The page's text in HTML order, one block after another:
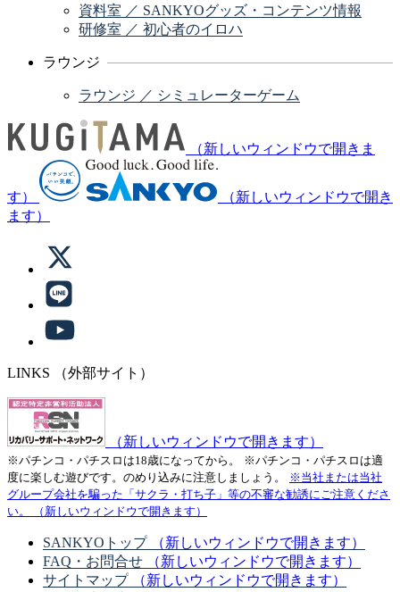
資料室 ／ SANKYOグッズ・コンテンツ情報
研修室 ／ 初心者のイロハ
ラウンジ
ラウンジ ／ シミュレーターゲーム
（新しいウィンドウで開きま
す）
（新しいウィンドウで開き
ます）
LINKS （外部サイト）
（新しいウィンドウで開きます）
※パチンコ・パチスロは18歳になってから。
※パチンコ・パチスロは適
度に楽しむ遊びです。のめり込みに注意しましょう。
※当社または当社
グループ会社を騙った「サクラ・打ち子」等の不審な勧誘にご注意くださ
い。
（新しいウィンドウで開きます）
SANKYOトップ
（新しいウィンドウで開きます）
FAQ・お問合せ
（新しいウィンドウで開きます）
サイトマップ
（新しいウィンドウで開きます）